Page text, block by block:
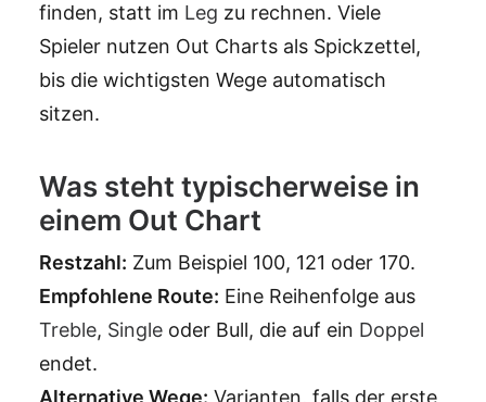
finden, statt im Leg zu rechnen. Viele
Spieler nutzen Out Charts als Spickzettel,
bis die wichtigsten Wege automatisch
sitzen.
Was steht typischerweise in
einem Out Chart
Restzahl: Zum Beispiel 100, 121 oder 170.
Empfohlene Route: Eine Reihenfolge aus
Treble, Single oder Bull, die auf ein Doppel
endet.
Alternative Wege: Varianten, falls der erste